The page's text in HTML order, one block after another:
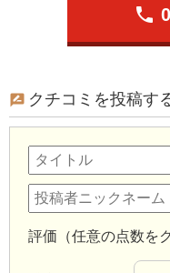
phone
クチコミを投稿す
評価（任意の点数を